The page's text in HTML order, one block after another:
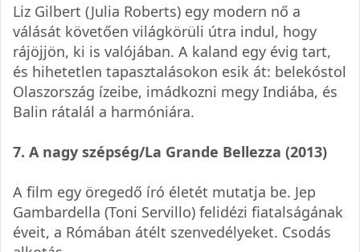
Liz Gilbert (Julia Roberts) egy modern nő a
válását követően világkörüli útra indul, hogy
rájöjjön, ki is valójában. A kaland egy évig tart,
és hihetetlen tapasztalásokon esik át: belekóstol
Olaszország ízeibe, imádkozni megy Indiába, és
Balin rátalál a harmóniára.
7. A nagy szépség/La Grande Bellezza (2013)
A film egy öregedő író életét mutatja be. Jep
Gambardella (Toni Servillo) felidézi fiatalságának
éveit, a Rómában átélt szenvedélyeket. Csodás